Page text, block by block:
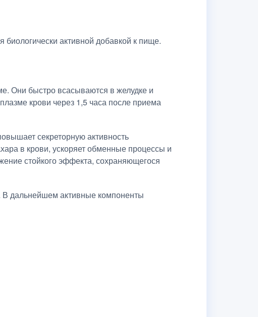
активной добавкой к пище.
Они быстро всасываются в желудке и
крови через 1,5 часа после приема
секреторную активность
в крови, ускоряет обменные процессы и
стойкого эффекта, сохраняющегося
В дальнейшем активные компоненты